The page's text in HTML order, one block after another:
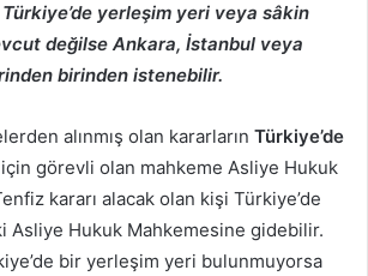
yerleşim yeri veya sâkin
değilse Ankara, İstanbul veya
birinden istenebilir.
alınmış olan kararların Türkiye’de
için görevli olan mahkeme Asliye Hukuk
kararı alacak olan kişi Türkiye’de
Asliye Hukuk Mahkemesine gidebilir.
bir yerleşim yeri bulunmuyorsa